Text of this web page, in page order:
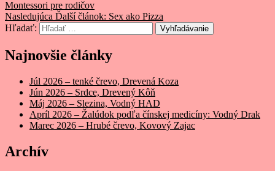
Montessori pre rodičov
Nasledujúca Ďalší článok: Sex ako Pizza
Hľadať:
Vyhľadávanie
Najnovšie články
Júl 2026 – tenké črevo, Drevená Koza
Jún 2026 – Srdce, Drevený Kôň
Máj 2026 – Slezina, Vodný HAD
Apríl 2026 – Žalúdok podľa čínskej medicíny: Vodný Drak
Marec 2026 – Hrubé črevo, Kovový Zajac
Archív